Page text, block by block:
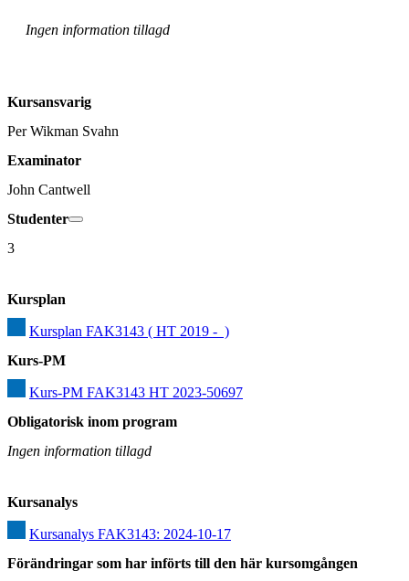
Ingen information tillagd
Kursansvarig
Per Wikman Svahn
Examinator
John Cantwell
Studenter
3
Kursplan
Kursplan FAK3143 ( HT 2019 -  )
Kurs-PM
Kurs-PM FAK3143 HT 2023-50697
Obligatorisk inom program
Ingen information tillagd
Kursanalys
Kursanalys FAK3143: 2024-10-17
Förändringar som har införts till den här kursomgången